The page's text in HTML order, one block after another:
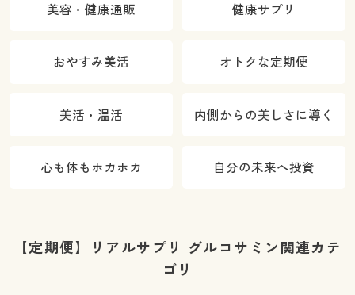
美容・健康通販 健康サプリ
おやすみ美活 オトクな定期便
美活・温活 内側からの美しさに導く
心も体もホカホカ 自分の未来へ投資
【定期便】リアルサプリ グルコサミン関連カテ
ゴリ